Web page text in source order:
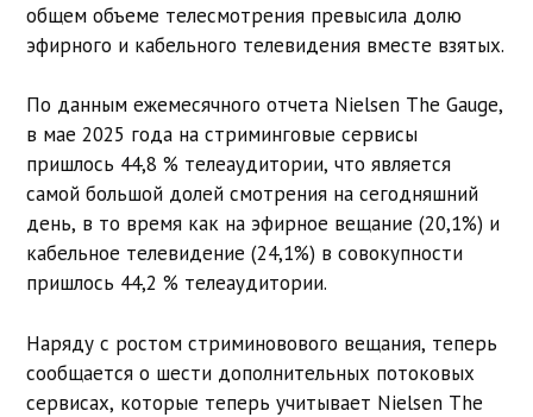
общем объеме телесмотрения превысила долю
эфирного и кабельного телевидения вместе взятых.
По данным ежемесячного отчета Nielsen The Gauge,
в мае 2025 года на стриминговые сервисы
пришлось 44,8 % телеаудитории, что является
самой большой долей смотрения на сегодняшний
день, в то время как на эфирное вещание (20,1%) и
кабельное телевидение (24,1%) в совокупности
пришлось 44,2 % телеаудитории.
Наряду с ростом стриминовового вещания, теперь
сообщается о шести дополнительных потоковых
сервисах, которые теперь учитывает Nielsen The